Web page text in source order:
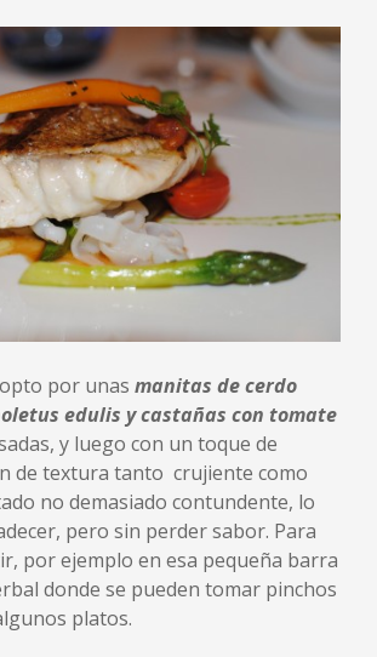
por unas manitas de cerdo
edulis y castañas con tomate
y luego con un toque de
de textura tanto crujiente como
no demasiado contundente, lo
pero sin perder sabor. Para
por ejemplo en esa pequeña barra
donde se pueden tomar pinchos
platos.